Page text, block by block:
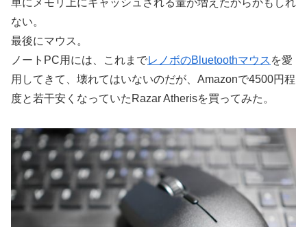
ない。
最後にマウス。
ノートPC用には、これまでレノボのBluetoothマウス を愛
用してきて、壊れてはいないのだが、Amazonで4500円程
度と若干安くなっていたRazar Atherisを買ってみた。